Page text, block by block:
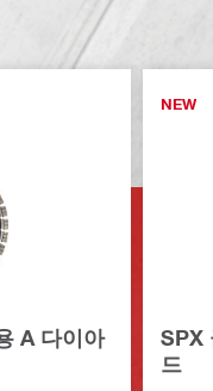
A 다이아
NEW
SPX
드